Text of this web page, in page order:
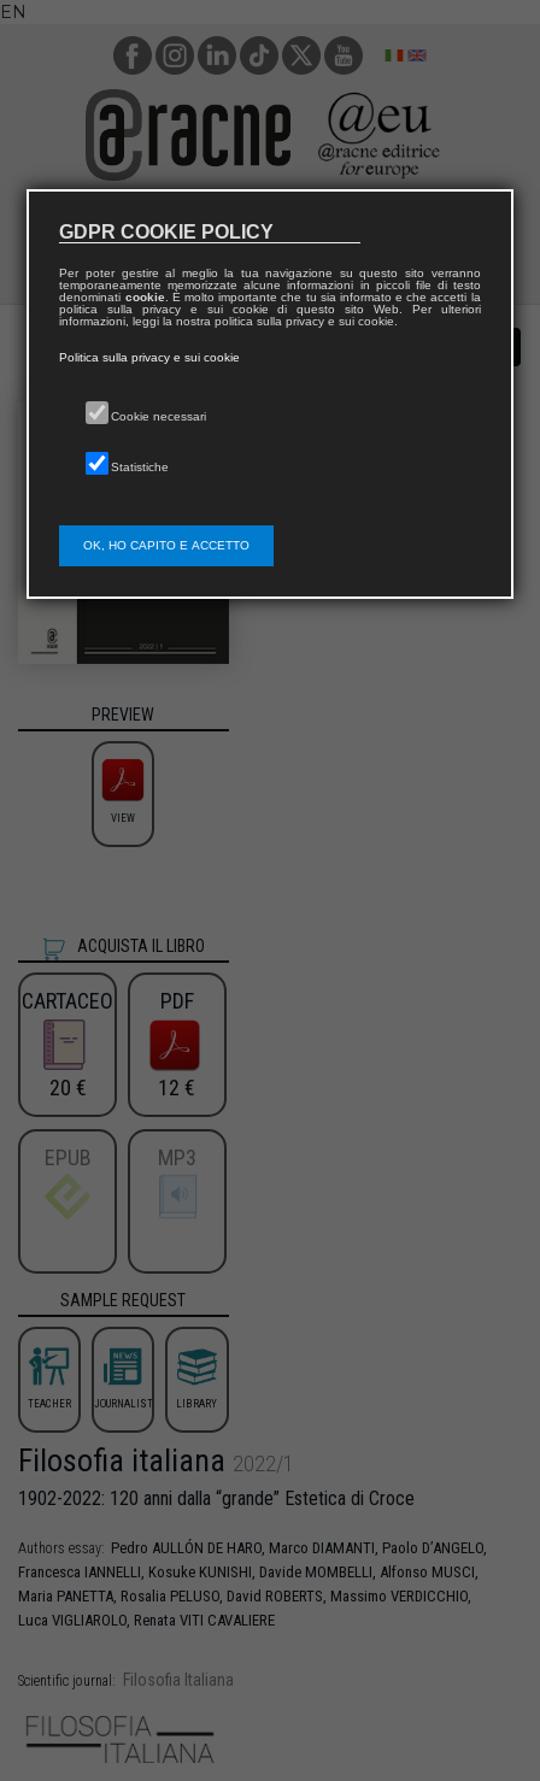
EN
PREVIEW
VIEW
ACQUISTA IL LIBRO
CARTACEO
20 €
PDF
12 €
EPUB MP3
SAMPLE REQUEST
TEACHER JOURNALIST LIBRARY
Filosofia italiana 2022/1
1902-2022: 120 anni dalla “grande” Estetica di Croce
Authors essay: Pedro AULLÓN DE HARO, Marco DIAMANTI, Paolo D’ANGELO,
Francesca IANNELLI, Kosuke KUNISHI, Davide MOMBELLI, Alfonso MUSCI,
Maria PANETTA, Rosalia PELUSO, David ROBERTS, Massimo VERDICCHIO,
Luca VIGLIAROLO, Renata VITI CAVALIERE
Scientific journal: Filosofia Italiana
GDPR COOKIE POLICY
Per poter gestire al meglio la tua navigazione su questo sito verranno
temporaneamente memorizzate alcune informazioni in piccoli file di testo
denominati cookie. È molto importante che tu sia informato e che accetti la
politica sulla privacy e sui cookie di questo sito Web. Per ulteriori
informazioni, leggi la nostra politica sulla privacy e sui cookie.
Politica sulla privacy e sui cookie
Cookie necessari
Statistiche
OK, HO CAPITO E ACCETTO